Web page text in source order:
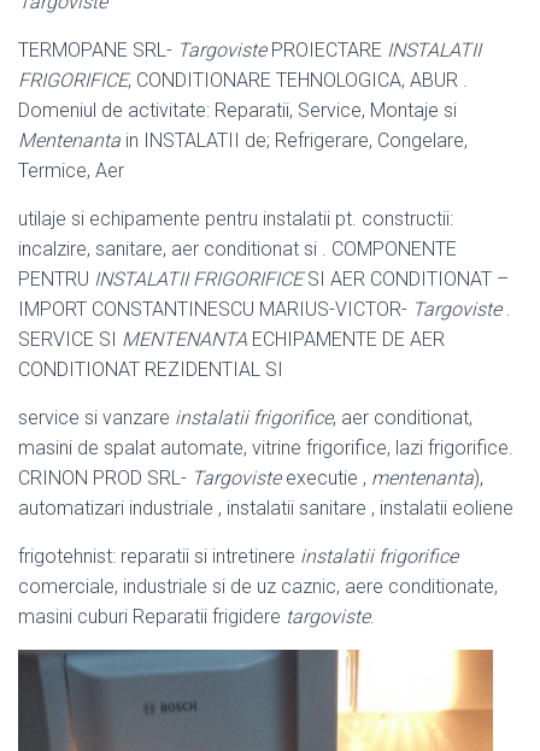
TERMOPANE SRL- TargovistePROIECTARE INSTALATII
FRIGORIFICE, CONDITIONARE TEHNOLOGICA, ABUR .
Domeniul de activitate: Reparatii, Service, Montaje si
Mentenanta in INSTALATII de; Refrigerare, Congelare,
Termice, Aer
utilaje si echipamente pentru instalatii pt. constructii:
incalzire, sanitare, aer conditionat si . COMPONENTE
PENTRU INSTALATII FRIGORIFICESI AER CONDITIONAT –
IMPORT CONSTANTINESCU MARIUS-VICTOR- Targoviste.
SERVICE SI MENTENANTA ECHIPAMENTE DE AER
CONDITIONAT REZIDENTIAL SI
service si vanzare instalatii frigorifice, aer conditionat,
masini de spalat automate, vitrine frigorifice, lazi frigorifice.
CRINON PROD SRL- Targovisteexecutie , mentenanta),
automatizari industriale , instalatii sanitare , instalatii eoliene
frigotehnist: reparatii si intretinere instalatii frigorifice
comerciale, industriale si de uz caznic, aere conditionate,
masini cuburi Reparatii frigidere targoviste.